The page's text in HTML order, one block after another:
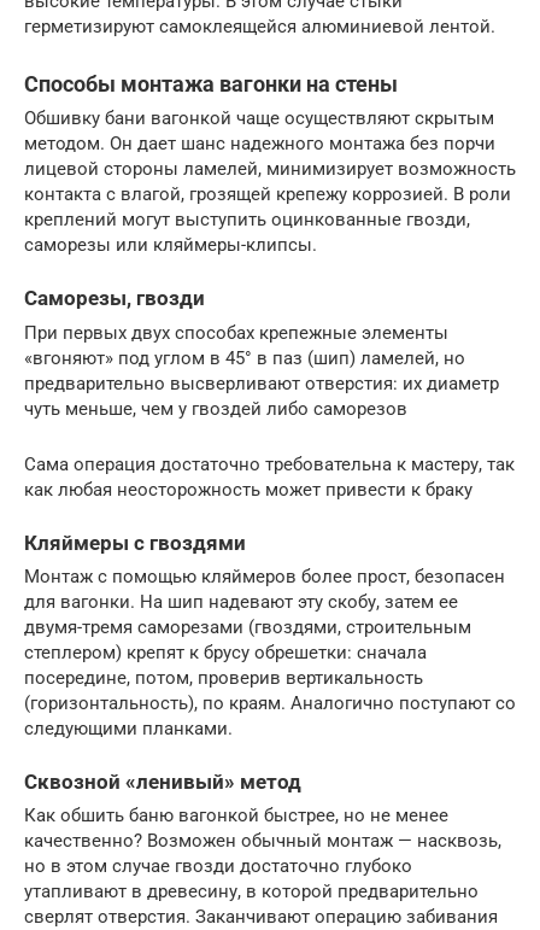
герметизируют самоклеящейся алюминиевой лентой.
Способы монтажа вагонки на стены
Обшивку бани вагонкой чаще осуществляют скрытым
методом. Он дает шанс надежного монтажа без порчи
лицевой стороны ламелей, минимизирует возможность
контакта с влагой, грозящей крепежу коррозией. В роли
креплений могут выступить оцинкованные гвозди,
саморезы или кляймеры-клипсы.
Саморезы, гвозди
При первых двух способах крепежные элементы
«вгоняют» под углом в 45° в паз (шип) ламелей, но
предварительно высверливают отверстия: их диаметр
чуть меньше, чем у гвоздей либо саморезов
Сама операция достаточно требовательна к мастеру, так
как любая неосторожность может привести к браку
Кляймеры с гвоздями
Монтаж с помощью кляймеров более прост, безопасен
для вагонки. На шип надевают эту скобу, затем ее
двумя-тремя саморезами (гвоздями, строительным
степлером) крепят к брусу обрешетки: сначала
посередине, потом, проверив вертикальность
(горизонтальность), по краям. Аналогично поступают со
следующими планками.
Сквозной «ленивый» метод
Как обшить баню вагонкой быстрее, но не менее
качественно? Возможен обычный монтаж — насквозь,
но в этом случае гвозди достаточно глубоко
утапливают в древесину, в которой предварительно
сверлят отверстия. Заканчивают операцию забивания